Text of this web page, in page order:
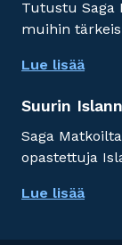
Tutustu Saga
muihin
Lue lisää
Suurin
Saga
opastettuja
Lue lisää